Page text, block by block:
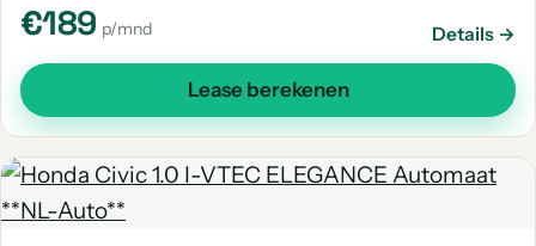
€189 p/mnd Details →
Lease berekenen